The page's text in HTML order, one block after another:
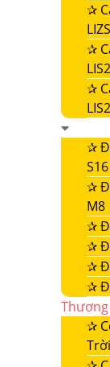
✰
✰
✰
✰
S16
✰
M8
✰
✰
✰
✰
Thương
✰
Trời